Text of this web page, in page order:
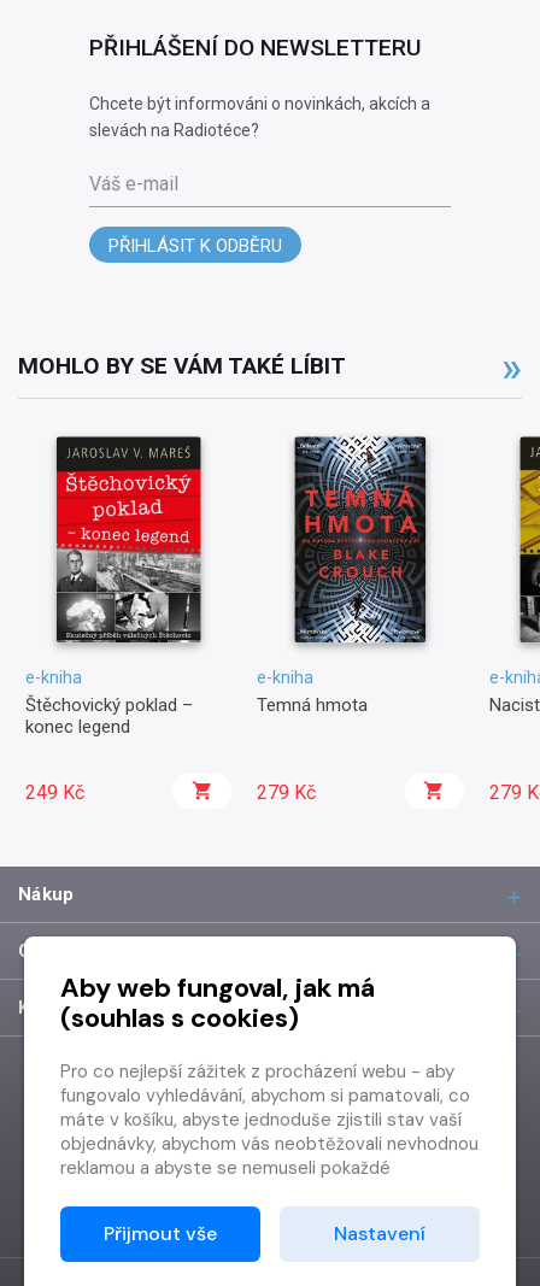
PŘIHLÁŠENÍ DO NEWSLETTERU
Chcete být informováni o novinkách, akcích a
slevách na Radiotéce?
Váš e-mail
PŘIHLÁSIT K ODBĚRU
MOHLO BY SE VÁM TAKÉ LÍBIT
e-kniha
Štěchovický poklad –
konec legend
249 Kč
e-kniha
Temná hmota
279 Kč
e-
279
Nákup
O společnosti
Kontakt
Aby web fungoval, jak má
(souhlas s cookies)
Pro co nejlepší zážitek z procházení webu - aby
fungovalo vyhledávání, abychom si pamatovali, co
máte v košíku, abyste jednoduše zjistili stav vaší
objednávky, abychom vás neobtěžovali nevhodnou
reklamou a abyste se nemuseli pokaždé
Proto od vás potřebujeme souhlas se
zpracováním souborů cookies
Přijmout vše Nastavení